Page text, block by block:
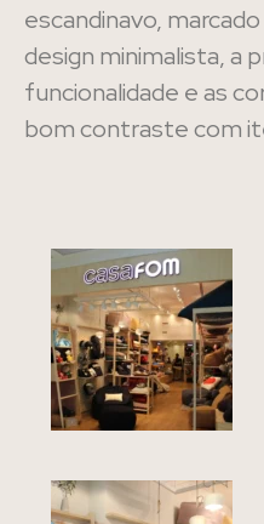
escandinavo,
design minimalista, a
funcionalidade e as
bom contraste com